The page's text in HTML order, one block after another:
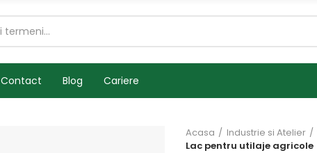
Contact Blog Cariere
Acasa Industrie si Atelier
Lac pentru utilaje agricole